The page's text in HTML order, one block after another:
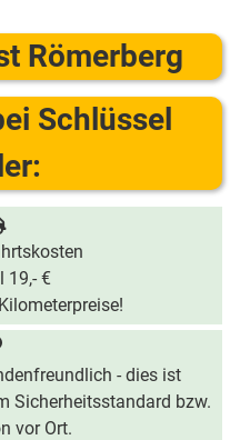
Römerberg
Schlüssel
19,- €
- dies ist
Sicherheitsstandard bzw.
vor Ort.